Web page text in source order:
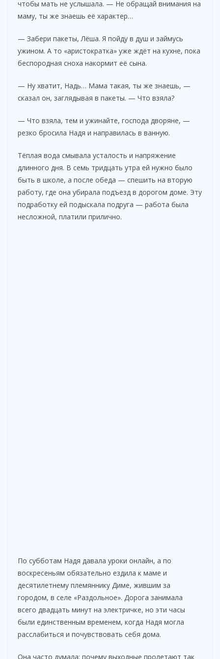
чтобы мать не услышала. — Не обращай внимания на
маму, ты же знаешь её характер…
— Забери пакеты, Лёша. Я пойду в душ и займусь
ужином. А то «аристократка» уже ждёт на кухне, пока
беспородная сноха накормит её сына.
— Ну хватит, Надь… Мама такая, ты же знаешь, —
сказал он, заглядывая в пакеты. — Что взяла?
— Что взяла, тем и ужинайте, господа дворяне, —
резко бросила Надя и направилась в ванную.
Тёплая вода смывала усталость и напряжение
длинного дня. В семь тридцать утра ей нужно было
быть в школе, а после обеда — спешить на вторую
работу, где она убирала подъезд в дорогом доме. Эту
подработку ей подыскала подруга — работа была
несложной, платили прилично.
По субботам Надя давала уроки онлайн, а по
воскресеньям обязательно ездила к маме и
десятилетнему племяннику Диме, жившим за
городом, в селе «Раздольное». Дорога занимала
всего двадцать минут на электричке, но эти часы
были единственным временем, когда Надя могла
расслабиться и почувствовать себя дома.
Она часто думала: почему выходные пролетают так